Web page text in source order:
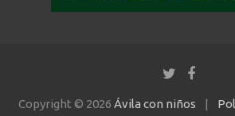
Copyright © 2026 Ávila con niños